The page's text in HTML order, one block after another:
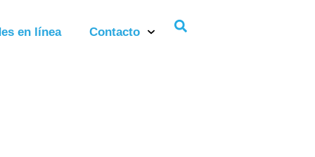
en línea Contacto